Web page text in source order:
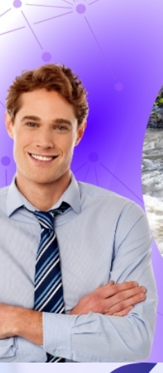
- Entes departamentales
- Entes nacionales
el mundo